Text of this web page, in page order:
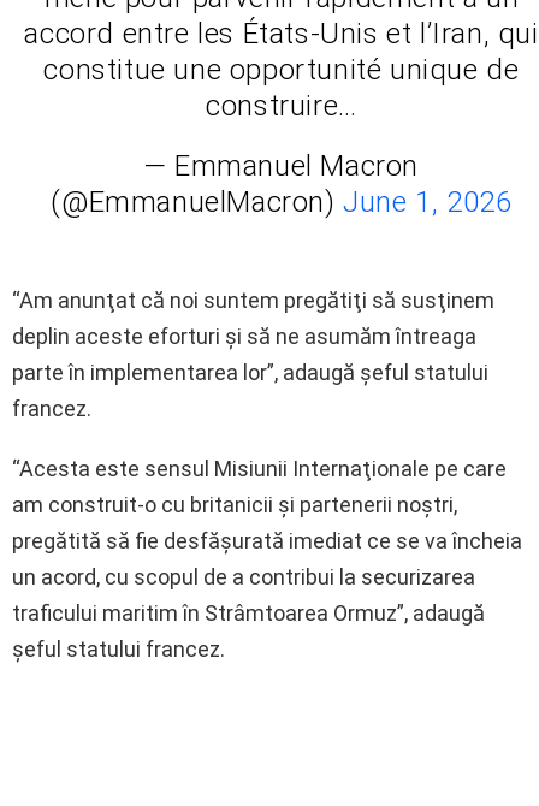
accord entre les États-Unis et l’Iran, qui
constitue une opportunité unique de
construire…
— Emmanuel Macron
(@EmmanuelMacron)June 1, 2026
“Am anunţat că noi suntem pregătiţi să susţinem
deplin aceste eforturi şi să ne asumăm întreaga
parte în implementarea lor”, adaugă şeful statului
francez.
“Acesta este sensul Misiunii Internaţionale pe care
am construit-o cu britanicii şi partenerii noştri,
pregătită să fie desfăşurată imediat ce se va încheia
un acord, cu scopul de a contribui la securizarea
traficului maritim în Strâmtoarea Ormuz”, adaugă
şeful statului francez.